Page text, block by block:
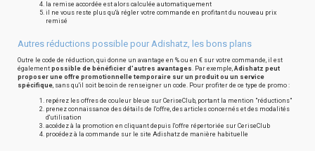
la remise accordée est alors calculée automatiquement
il ne vous reste plus qu'à régler votre commande en profitant du nouveau prix
remisé
Autres réductions possible pour Adishatz, les bons plans
Outre le code de réduction, qui donne un avantage en % ou en € sur votre commande, il est
également possible de bénéficier d'autres avantages. Par exemple, Adishatz peut
proposer une offre promotionnelle temporaire sur un produit ou un service
spécifique, sans qu'il soit besoin de renseigner un code. Pour profiter de ce type de promo :
repérez les offres de couleur bleue sur CeriseClub, portant la mention "réductions"
prenez connaissance des détails de l'offre, des articles concernés et des modalités
d'utilisation
accédez à la promotion en cliquant depuis l'offre répertoriée sur CeriseClub
procédez à la commande sur le site Adishatz de manière habituelle